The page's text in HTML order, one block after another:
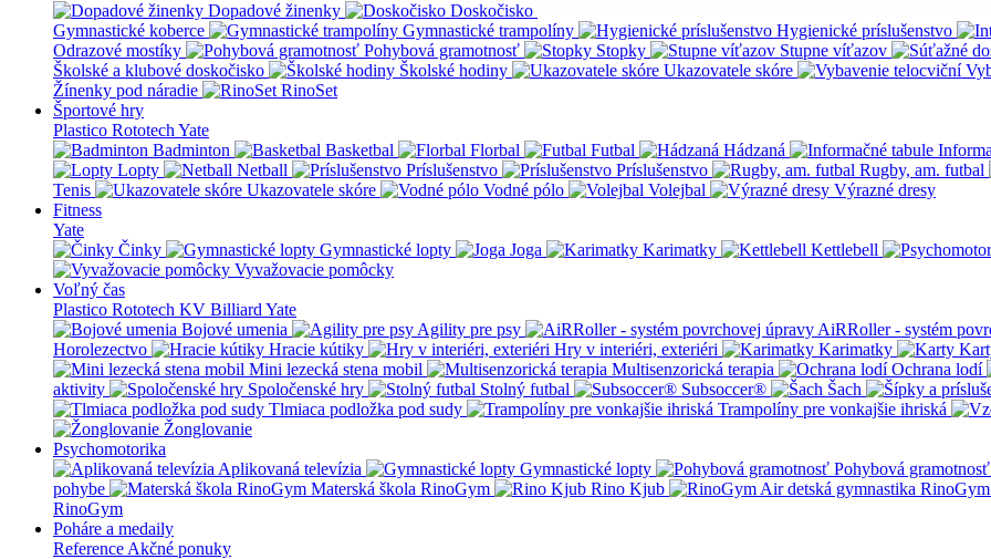
Dopadové žinenky
Doskočisko
Gymnastické koberce
Gymnastické trampolíny Hygienické príslušenstvo
Odrazové mostíky
Pohybová gramotnosť Stopky Stupne víťazov
Školské a klubové doskočisko
Školské hodiny Ukazovatele skóre
Žínenky pod náradie
RinoSet
Športové hry
Plastico Rototech Yate
Badminton
Basketbal Florbal Futbal Hádzaná
Lopty
Netball Príslušenstvo Príslušenstvo Rugby, am. futbal
Tenis
Ukazovatele skóre Vodné pólo Volejbal
Výrazné dresy
Fitness
Yate
Činky
Gymnastické lopty Joga Karimatky Kettlebell
Vyvažovacie pomôcky
Voľný čas
Plastico Rototech KV Billiard Yate
Bojové umenia
Agility pre psy AiRRoller - systém
Horolezectvo
Hracie kútiky Hry v interiéri, exteriéri Karimatky
Mini lezecká stena mobil
Multisenzorická terapia Ochrana lodí
aktivity
Spoločenské hry Stolný futbal Subsoccer® Šach
Tlmiaca podložka pod sudy
Trampolíny pre vonkajšie ihriská
Žonglovanie
Psychomotorika
Aplikovaná televízia
Gymnastické lopty Pohybová gramotnosť
pohybe
Materská škola RinoGym Rino Kjub
RinoGym
Poháre a medaily
Reference Akčné ponuky